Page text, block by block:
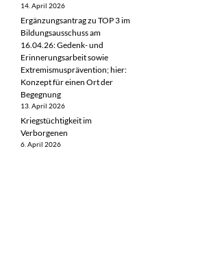
14. April 2026
Ergänzungsantrag zu TOP 3 im
Bildungsausschuss am
16.04.26: Gedenk- und
Erinnerungsarbeit sowie
Extremismusprävention; hier:
Konzept für einen Ort der
Begegnung
13. April 2026
Kriegstüchtigkeit im
Verborgenen
6. April 2026